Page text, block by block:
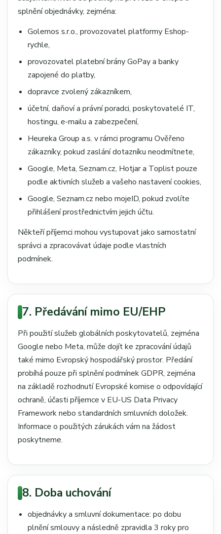
splnění objednávky, zejména:
Golemos s.r.o., provozovatel platformy Eshop-
rychle,
provozovatel platební brány GoPay a banky
zapojené do platby,
dopravce zvolený zákazníkem,
účetní, daňoví a právní poradci, poskytovatelé IT,
hostingu, e-mailu a zabezpečení,
Heureka Group a.s. v rámci programu Ověřeno
zákazníky, pokud zaslání dotazníku neodmítnete,
Google, Meta, Seznam.cz, Hotjar a Toplist pouze
podle aktivních služeb a vašeho nastavení cookies,
Google, Seznam.cz nebo mojeID, pokud zvolíte
přihlášení prostřednictvím jejich účtu.
Někteří příjemci mohou vystupovat jako samostatní
správci a zpracovávat údaje podle vlastních
podmínek.
7. Předávání mimo EU/EHP
Při použití služeb globálních poskytovatelů, zejména
Google nebo Meta, může dojít ke zpracování údajů
také mimo Evropský hospodářský prostor. Předání
probíhá pouze při splnění podmínek GDPR, zejména
na základě rozhodnutí Evropské komise o odpovídající
ochraně, účasti příjemce v EU-US Data Privacy
Framework nebo standardních smluvních doložek.
Informace o použitých zárukách vám na žádost
poskytneme.
8. Doba uchování
objednávky a smluvní dokumentace: po dobu
plnění smlouvy a následně zpravidla 3 roky pro